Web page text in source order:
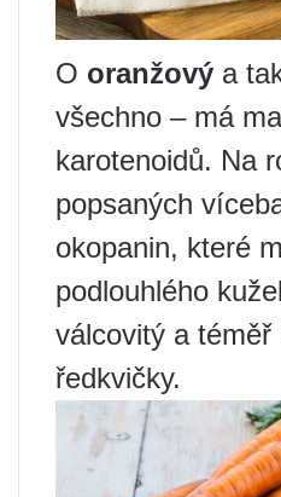
O oranžový a
všechno – má
karotenoidů. Na
popsaných
okopanin, které
podlouhlého
válcovitý a
ředkvičky.